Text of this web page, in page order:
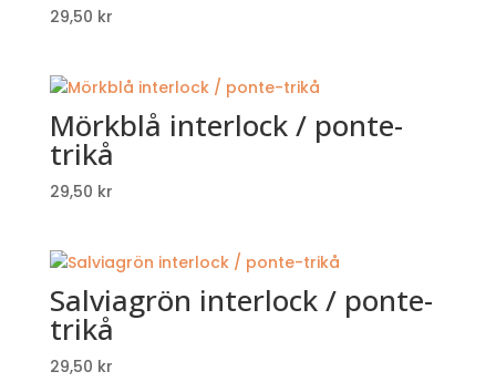
29,50 kr
Mörkblå interlock / ponte-
trikå
29,50 kr
Salviagrön interlock / ponte-
trikå
29,50 kr